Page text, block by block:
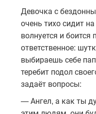
Девочка с
очень тихо сидит
волнуется и боится
ответственное:
выбираешь себе
теребит подол
задаёт вопросы:
— Ангел, а как ты